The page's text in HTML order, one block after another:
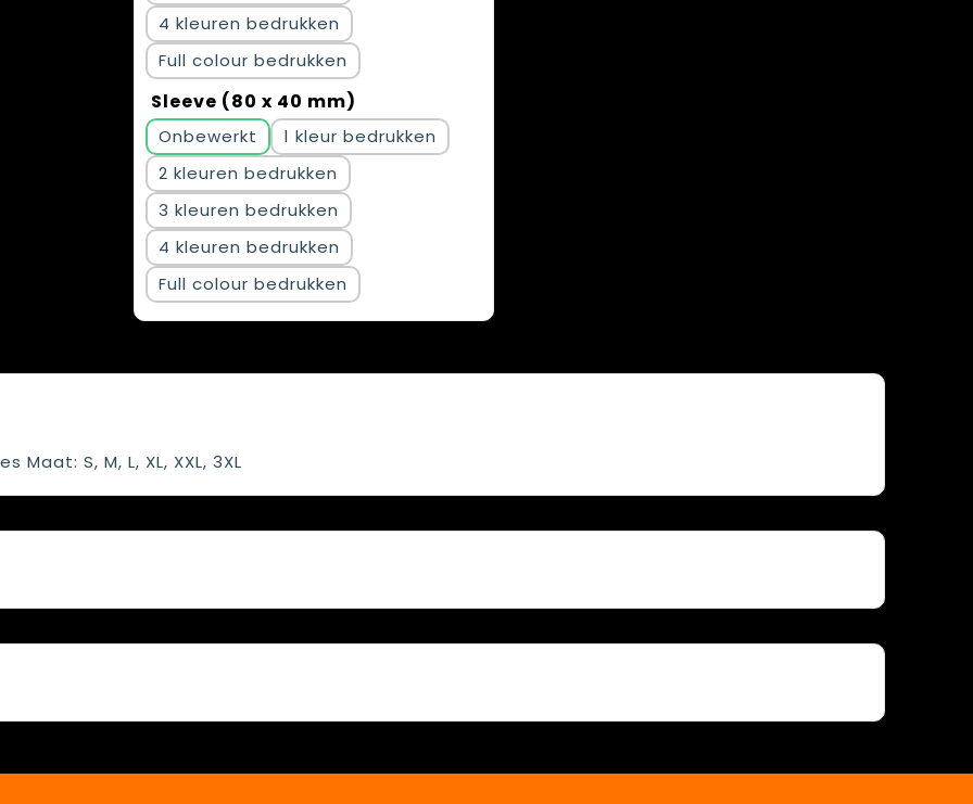
4
Full colour
Sleeve (80 x 40 mm)
Onbewerkt
1
2
3
4
Full colour
S, M, L, XL, XXL, 3XL